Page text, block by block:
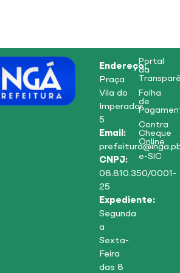
Endereço:
Praça
Vila do
Imperador,
5
Email:
CNPJ:
08.810.350/0001-
25
Expediente:
Segunda
a
Sexta-
Feira
das 8
Portal
da
Folha
de
Contra
Cheque
Online
e-SIC